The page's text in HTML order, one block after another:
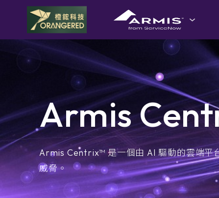
goldennet
TeamT5 杜浦數位安全
QSAN 廣盛科技
OPSWAT
MENLO SECURITY
SSH Communications Security
Products
產品介紹
了解品牌提供的產品內
容，若您有服務需求歡
迎與我們聯繫！
Armis
Armis Centrix™ 是一個由 AI 驅動的雲端平
威脅。